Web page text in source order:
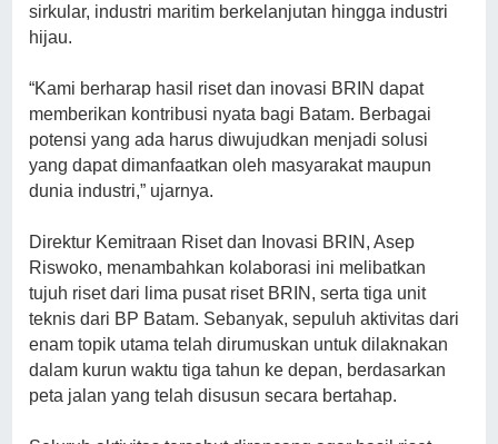
sirkular, industri maritim berkelanjutan hingga industri
hijau.
“Kami berharap hasil riset dan inovasi BRIN dapat
memberikan kontribusi nyata bagi Batam. Berbagai
potensi yang ada harus diwujudkan menjadi solusi
yang dapat dimanfaatkan oleh masyarakat maupun
dunia industri,” ujarnya.
Direktur Kemitraan Riset dan Inovasi BRIN, Asep
Riswoko, menambahkan kolaborasi ini melibatkan
tujuh riset dari lima pusat riset BRIN, serta tiga unit
teknis dari BP Batam. Sebanyak, sepuluh aktivitas dari
enam topik utama telah dirumuskan untuk dilaknakan
dalam kurun waktu tiga tahun ke depan, berdasarkan
peta jalan yang telah disusun secara bertahap.